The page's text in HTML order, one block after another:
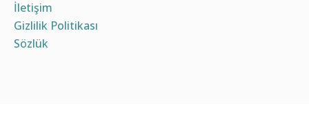
İletişim
Gizlilik Politikası
Sözlük